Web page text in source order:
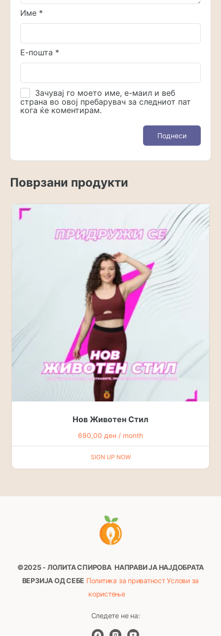
Име *
Е-пошта *
Зачувај го моето име, е-маил и веб
страна во овој пребарувач за следниот пат
кога ќе коментирам.
Поврзани продукти
Нов Животен Стил
690,00 ден / month
SIGN UP NOW
©2025 - ЛОЛИТА СПИРОВА НАПРАВИ ЈА НАЈДОБРАТА
ВЕРЗИЈА ОД СЕБЕ Политика за приватност Услови за
користење
Следете не на: